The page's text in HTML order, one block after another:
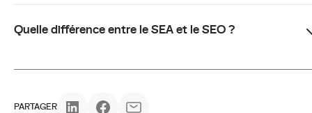
Quelle différence entre le SEA et le SEO ?
PARTAGER